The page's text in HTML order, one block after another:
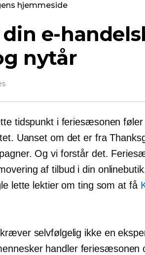
hjemmeside
din e-
nytår
tidspunkt i feriesæsonen
Uanset om det er fra
Og vi forstår det.
af tilbud i din
lette lektier om ting som at få
selvfølgelig ikke en
handler feriesæsonen